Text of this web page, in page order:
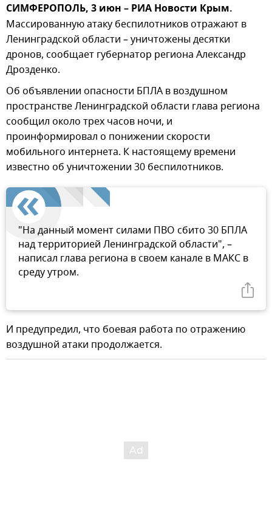
СИМФЕРОПОЛЬ, 3 июн – РИА Новости Крым.
Массированную атаку беспилотников отражают в
Ленинградской области – уничтожены десятки
дронов, сообщает губернатор региона Александр
Дрозденко.
Об объявлении опасности БПЛА в воздушном
пространстве Ленинградской области глава региона
сообщил около трех часов ночи, и
проинформировал о понижении скорости
мобильного интернета. К настоящему времени
известно об уничтожении 30 беспилотников.
"На данный момент силами ПВО сбито 30 БПЛА
над территорией Ленинградской области", –
написал глава региона в своем канале в МАКС в
среду утром.
И предупредил, что боевая работа по отражению
воздушной атаки продолжается.